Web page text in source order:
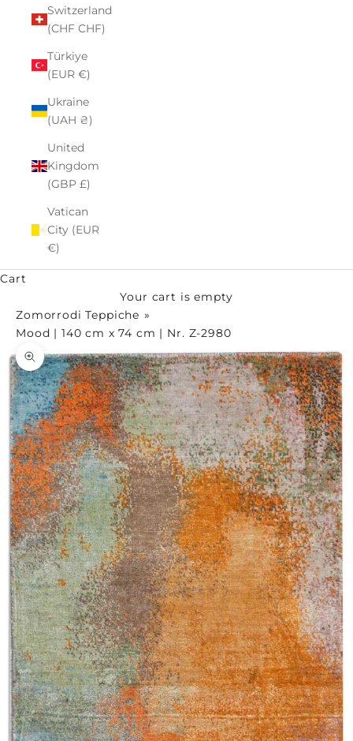
Switzerland
(CHF CHF)
Türkiye
(EUR €)
Ukraine
(UAH ₴)
United
Kingdom
(GBP £)
Vatican
City (EUR
€)
Cart
Your cart is empty
Zomorrodi Teppiche
Mood | 140 cm x 74 cm | Nr. Z-2980
Zoom picture